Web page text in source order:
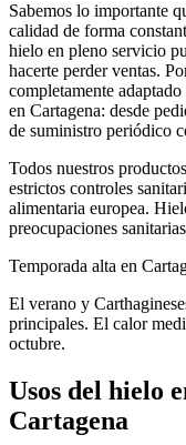
Sabemos lo importante
calidad de forma
hielo en pleno servicio
hacerte perder ventas.
completamente
en Cartagena: desde
de suministro periódico
Todos nuestros
estrictos controles
alimentaria europea.
preocupaciones
Temporada alta en
El verano y
principales. El calor
octubre.
Usos del hielo
Cartagena